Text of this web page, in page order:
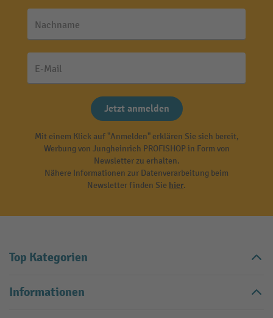
Nachname
E-Mail
Jetzt anmelden
Mit einem Klick auf "Anmelden" erklären Sie sich bereit,
Werbung von Jungheinrich PROFISHOP in Form von
Newsletter zu erhalten.
Nähere Informationen zur Datenverarbeitung beim
Newsletter finden Sie hier.
Top Kategorien
Informationen